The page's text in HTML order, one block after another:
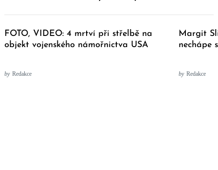
FOTO, VIDEO: 4 mrtví při střelbě na
objekt vojenského námořnictva USA
by Redakce
Margit
nechápe
by Redakce